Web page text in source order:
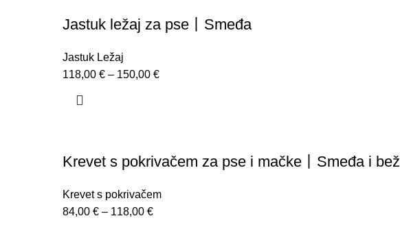
Jastuk ležaj za pse丨Smeđa
Jastuk Ležaj
118,00 € – 150,00 €
Krevet s pokrivačem za pse i mačke丨Smeđa i bež
Krevet s pokrivačem
84,00 € – 118,00 €